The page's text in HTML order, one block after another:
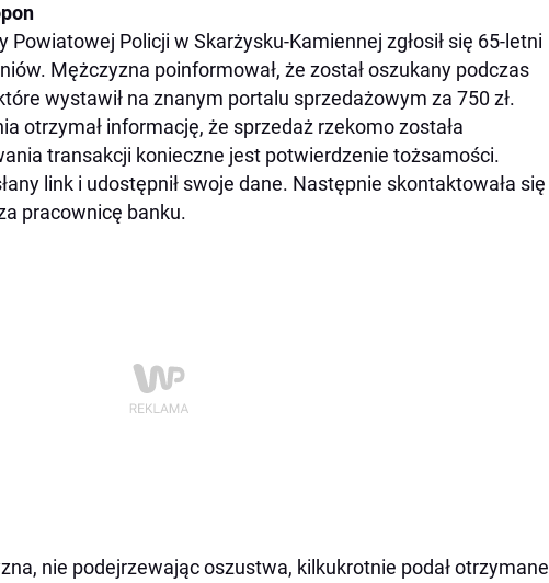
Powiatowej Policji w Skarżysku-Kamiennej zgłosił się 65-letni
Mężczyzna poinformował, że został oszukany podczas
wystawił na znanym portalu sprzedażowym za 750 zł.
otrzymał informację, że sprzedaż rzekomo została
transakcji konieczne jest potwierdzenie tożsamości.
link i udostępnił swoje dane. Następnie skontaktowała się
pracownicę banku.
nie podejrzewając oszustwa, kilkukrotnie podał otrzymane